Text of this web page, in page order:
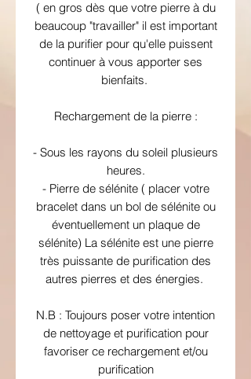
( en gros dès que votre pierre à du
beaucoup "travailler" il est important
de la purifier pour qu'elle puissent
continuer à vous apporter ses
bienfaits.
Rechargement de la pierre :
- Sous les rayons du soleil plusieurs
heures.
- Pierre de sélénite ( placer votre
bracelet dans un bol de sélénite ou
éventuellement un plaque de
sélénite) La sélénite est une pierre
très puissante de purification des
autres pierres et des énergies.
N.B : Toujours poser votre intention
de nettoyage et purification pour
favoriser ce rechargement et/ou
purification